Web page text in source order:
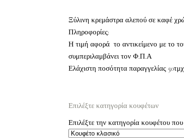
Ξύλινη κρεμάστρα αλεπού σε καφέ
Πληροφορίες:
Η τιμή αφορά το αντικείμενο με το
συμπεριλαμβάνει τον Φ.Π.Α
Ελάχιστη ποσότητα παραγγελίας 50τμχ
Επιλέξτε κατηγορία κουφέτων
Επιλέξτε την κατηγορία κουφέτου που